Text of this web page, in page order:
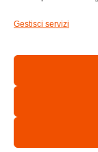
Gestisci servizi